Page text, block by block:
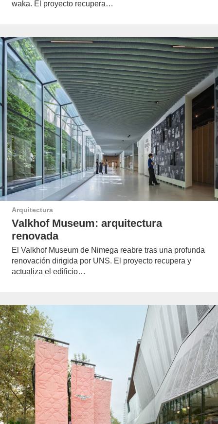
waka. El proyecto recupera…
Arquitectura
Valkhof Museum: arquitectura
renovada
El Valkhof Museum de Nimega reabre tras una profunda
renovación dirigida por UNS. El proyecto recupera y
actualiza el edificio…